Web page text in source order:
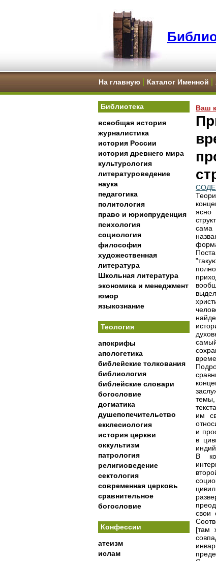
На главную Каталог Именной
Библиотека
всеобщая история
журналистика
история России
история древнего мира
культурология
литературоведение
наука
педагогика
политология
право и юриспруденция
психология
социология
философия
художественная
литература
Школьная литература
экономика и менеджмент
юмор
языкознание
Теология
апокрифы
апологетика
библейские толкования
библиология
библейские словари
богословие
догматика
душепопечительство
екклесиология
история церкви
оккультизм
патрология
религиоведение
сектология
современная церковь
сравнительное
богословие
Конфессии
атеизм
ислам
Ваш
ясно
сама
темы,
им
и
в
В
свои
[там